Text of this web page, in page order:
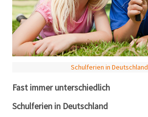
Schulferien in Deutschland
Fast immer unterschiedlich
Schulferien in Deutschland